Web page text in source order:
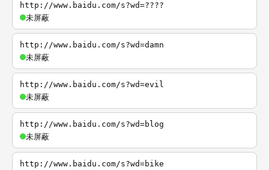
http://www.baidu.com/s?wd=????
未屏蔽
http://www.baidu.com/s?wd=damn
未屏蔽
http://www.baidu.com/s?wd=evil
未屏蔽
http://www.baidu.com/s?wd=blog
未屏蔽
http://www.baidu.com/s?wd=bike